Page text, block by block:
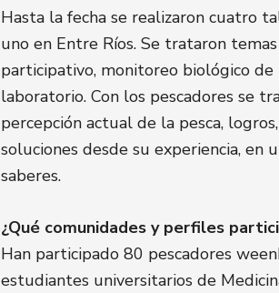
Hasta la fecha se realizaron cuatro
uno en Entre Ríos. Se trataron
participativo, monitoreo biológico
laboratorio. Con los pescadores se
percepción actual de la pesca,
soluciones desde su experiencia, en
saberes.
¿Qué comunidades y perfiles
Han participado 80 pescadores
estudiantes universitarios de